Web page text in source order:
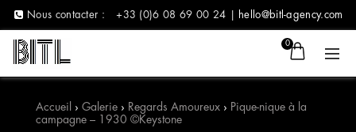
Nous contacter : +33 (0)6 08 69 00 24 | hello@bitl-agency.com
0
Accueil › Galerie› Regards Amoureux› Pique-nique à la
campagne – 1930 ©Keystone